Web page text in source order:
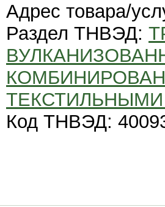
Адрес товара/
Раздел ТНВЭД:
Код ТНВЭД: